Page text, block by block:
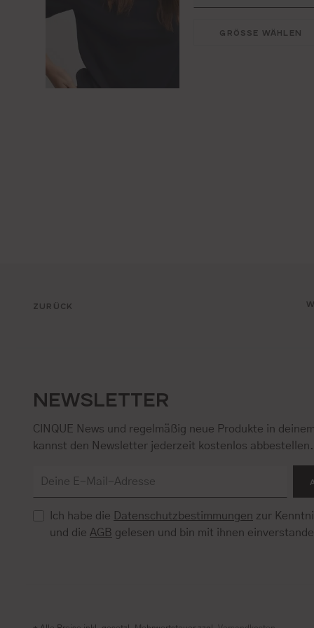
GRÖSSE WÄHLEN
ZURÜCK
NEWSLETTER
CINQUE News und regelmäßig neue Produkte in
kannst den Newsletter jederzeit kostenlos abbestellen.
Ich habe die Datenschutzbestimmungen zur
und dieAGB gelesen und bin mit ihnen